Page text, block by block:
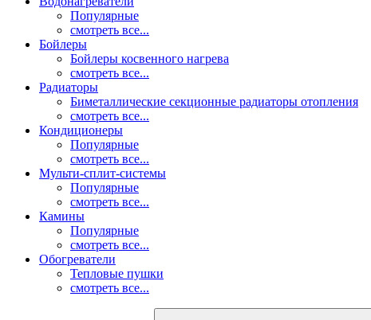
Популярные
смотреть все...
Бойлеры
Бойлеры косвенного нагрева
смотреть все...
Радиаторы
Биметаллические секционные радиаторы отопления
смотреть все...
Кондиционеры
Популярные
смотреть все...
Мульти-сплит-системы
Популярные
смотреть все...
Камины
Популярные
смотреть все...
Обогреватели
Тепловые пушки
смотреть все...